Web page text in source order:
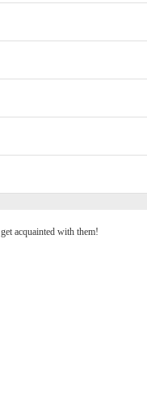
acquainted with them!